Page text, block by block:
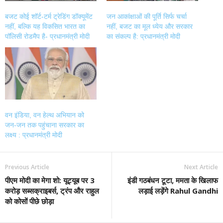
बजट कोई शॉर्ट-टर्म ट्रेडिंग डॉक्यूमेंट
नहीं, बल्कि यह विकसित भारत का
पॉलिसी रोडमैप है- प्रधानमंत्री मोदी
जन आकांक्षाओं की पूर्ति सिर्फ चर्चा
नहीं, बजट का मूल ध्येय और सरकार
का संकल्प है: प्रधानमंत्री मोदी
वन इंडिया, वन हेल्थ अभियान को
जन-जन तक पहुंचाना सरकार का
लक्ष्य : प्रधानमंत्री मोदी
Previous Article
पीएम मोदी का मेगा शो: यूट्यूब पर 3
करोड़ सब्सक्राइबर्स, ट्रंप और राहुल
को कोसों पीछे छोड़ा
Next Article
इंडी गठबंधन टूटा, ममता के खिलाफ
लड़ाई लड़ेंगे Rahul Gandhi